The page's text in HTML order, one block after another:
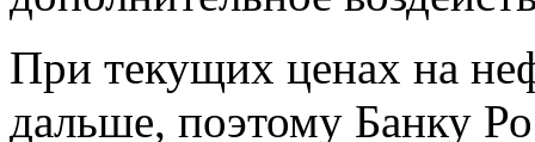
При текущих ценах на
дальше, поэтому Банку